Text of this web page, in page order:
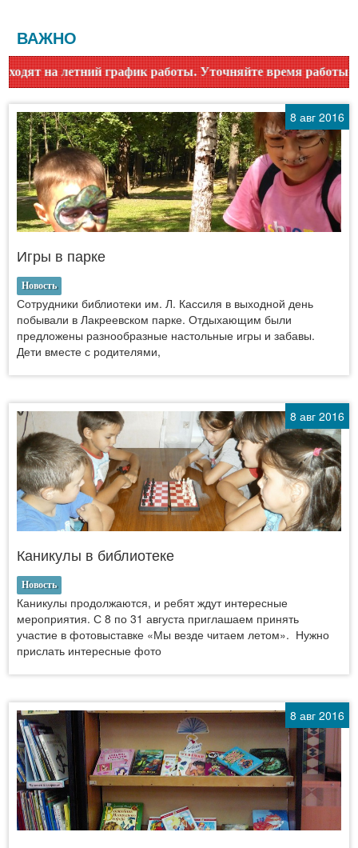
ВАЖНО
Уточняйте время работы по номеру телефона
8 авг 2016
Игры в парке
Новость
Сотрудники библиотеки им. Л. Кассиля в выходной день
побывали в Лакреевском парке. Отдыхающим были
предложены разнообразные настольные игры и забавы.
Дети вместе с родителями,
8 авг 2016
Каникулы в библиотеке
Новость
Каникулы продолжаются, и ребят ждут интересные
мероприятия. С 8 по 31 августа приглашаем принять
участие в фотовыставке «Мы везде читаем летом». Нужно
прислать интересные фото
8 авг 2016